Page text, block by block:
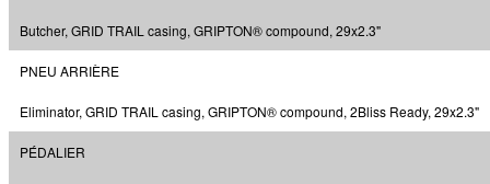
Butcher, GRID TRAIL casing, GRIPTON® compound, 29x2.3"
PNEU ARRIÈRE
Eliminator, GRID TRAIL casing, GRIPTON® compound, 2Bliss Ready, 29x2.3"
PÉDALIER